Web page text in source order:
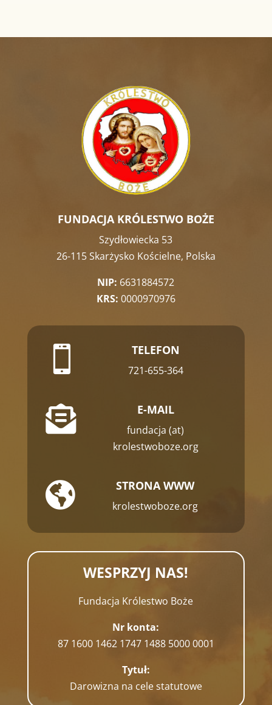
FUNDACJA KRÓLESTWO BOŻE
Szydłowiecka 53
26-115 Skarżysko Kościelne, Polska
NIP: 6631884572
KRS: 0000970976
 TELEFON
721-655-364
 E-MAIL
fundacja (at)
krolestwoboze.org
 STRONA WWW
krolestwoboze.org
WESPRZYJ NAS!
Fundacja Królestwo Boże
Nr konta:
87 1600 1462 1747 1488 5000 0001
Tytuł:
Darowizna na cele statutowe